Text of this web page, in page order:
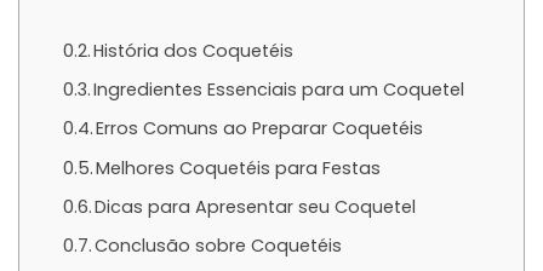
História dos Coquetéis
Ingredientes Essenciais para um Coquetel
Erros Comuns ao Preparar Coquetéis
Melhores Coquetéis para Festas
Dicas para Apresentar seu Coquetel
Conclusão sobre Coquetéis